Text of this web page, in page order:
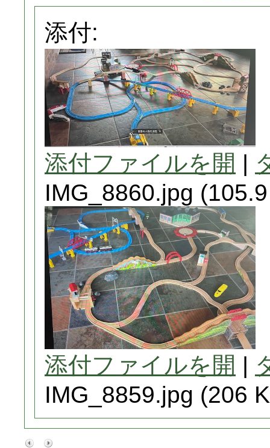
添付:
添付ファイルを開 |
IMG_8860.jpg
添付ファイルを開 |
IMG_8859.jpg (206